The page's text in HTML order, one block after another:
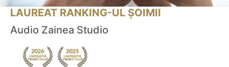
LAUREAT RANKING-UL ȘOIMII
Audio Zainea Studio